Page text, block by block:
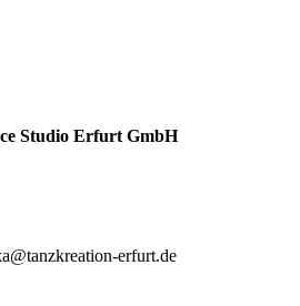
Studio Erfurt GmbH
erfurt.de